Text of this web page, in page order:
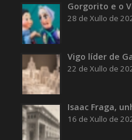
Gorgorito e o
28 de Xullo de
Vigo líder de
22 de Xullo de
Isaac Fraga,
16 de Xullo de